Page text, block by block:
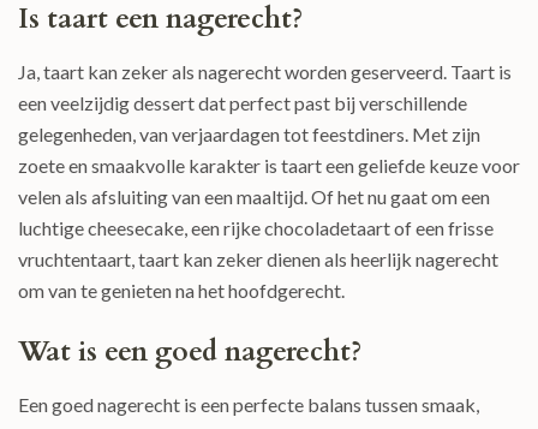
Is taart een nagerecht?
Ja, taart kan zeker als nagerecht worden geserveerd. Taart is
een veelzijdig dessert dat perfect past bij verschillende
gelegenheden, van verjaardagen tot feestdiners. Met zijn
zoete en smaakvolle karakter is taart een geliefde keuze voor
velen als afsluiting van een maaltijd. Of het nu gaat om een
luchtige cheesecake, een rijke chocoladetaart of een frisse
vruchtentaart, taart kan zeker dienen als heerlijk nagerecht
om van te genieten na het hoofdgerecht.
Wat is een goed nagerecht?
Een goed nagerecht is een perfecte balans tussen smaak,